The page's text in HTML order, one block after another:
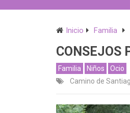
Inicio Familia
CONSEJOS
Familia Niños Ocio
Camino de